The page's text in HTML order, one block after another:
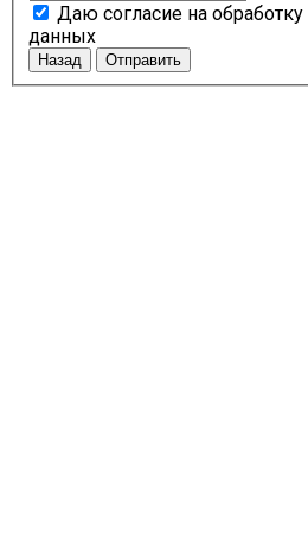
Даю согласие на
данных
Назад Отправить